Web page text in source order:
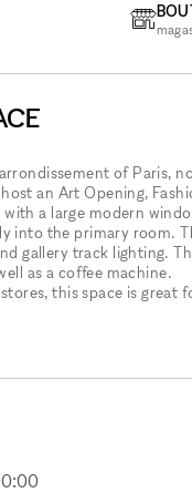
of Paris,
an Art Opening,
with a large modern
into the primary room.
gallery track lighting.
as a coffee machine.
this space is